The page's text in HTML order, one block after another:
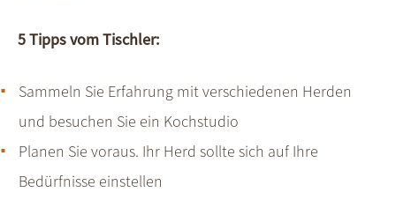
5 Tipps vom Tischler:
Sammeln Sie Erfahrung mit verschiedenen Herden
und besuchen Sie ein Kochstudio
Planen Sie voraus. Ihr Herd sollte sich auf Ihre
Bedürfnisse einstellen